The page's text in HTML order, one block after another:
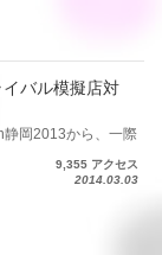
バル模擬店対
岡2013から、一際
9,355 アクセス
2014.03.03